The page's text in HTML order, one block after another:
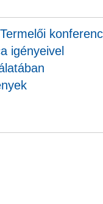
igényeivel